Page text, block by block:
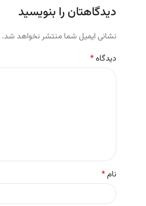
دیدگاهتان را بنویسید
نشانی ایمیل شما منتشر نخواهد شد.
دیدگاه*
نام*